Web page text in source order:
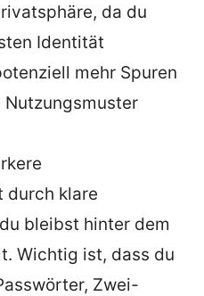
da du
Identität
mehr Spuren
durch klare
bleibst hinter dem
Wichtig ist, dass du
Zwei-